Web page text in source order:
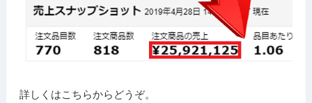
詳しくはこちらからどうぞ。